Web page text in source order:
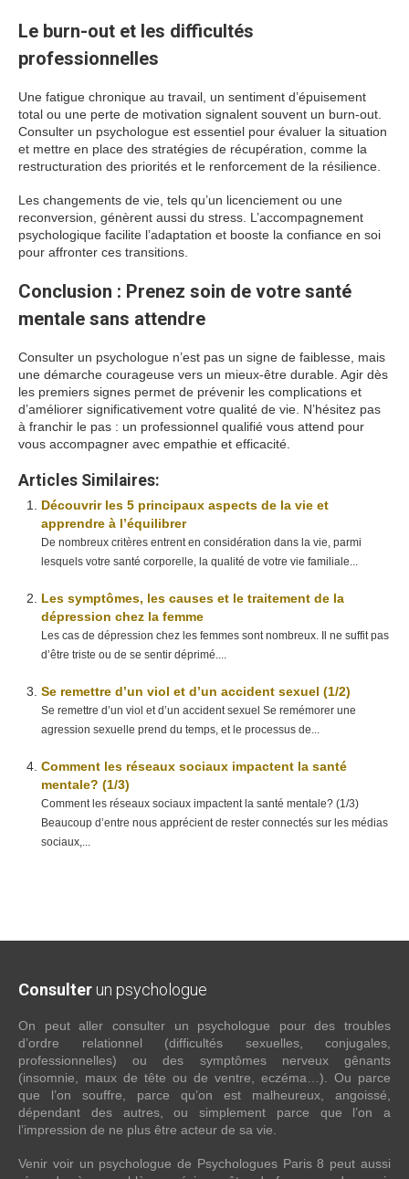
Le burn-out et les difficultés
professionnelles
Une fatigue chronique au travail, un sentiment d’épuisement
total ou une perte de motivation signalent souvent un burn-out.
Consulter un psychologue est essentiel pour évaluer la situation
et mettre en place des stratégies de récupération, comme la
restructuration des priorités et le renforcement de la résilience.
Les changements de vie, tels qu’un licenciement ou une
reconversion, génèrent aussi du stress. L’accompagnement
psychologique facilite l’adaptation et booste la confiance en soi
pour affronter ces transitions.
Conclusion : Prenez soin de votre santé
mentale sans attendre
Consulter un psychologue n’est pas un signe de faiblesse, mais
une démarche courageuse vers un mieux-être durable. Agir dès
les premiers signes permet de prévenir les complications et
d’améliorer significativement votre qualité de vie. N’hésitez pas
à franchir le pas : un professionnel qualifié vous attend pour
vous accompagner avec empathie et efficacité.
Articles Similaires:
Découvrir les 5 principaux aspects de la vie et
apprendre à l’équilibrer
De nombreux critères entrent en considération dans la vie, parmi
lesquels votre santé corporelle, la qualité de votre vie familiale...
Les symptômes, les causes et le traitement de la
dépression chez la femme
Les cas de dépression chez les femmes sont nombreux. Il ne suffit pas
d’être triste ou de se sentir déprimé....
Se remettre d’un viol et d’un accident sexuel (1/2)
Se remettre d’un viol et d’un accident sexuel Se remémorer une
agression sexuelle prend du temps, et le processus de...
Comment les réseaux sociaux impactent la santé
mentale? (1/3)
Comment les réseaux sociaux impactent la santé mentale? (1/3)
Beaucoup d’entre nous apprécient de rester connectés sur les médias
sociaux,...
Consulter un psychologue
On peut aller consulter un psychologue pour des troubles
d’ordre relationnel (difficultés sexuelles, conjugales,
professionnelles) ou des symptômes nerveux gênants
(insomnie, maux de tête ou de ventre, eczéma…). Ou parce
que l’on souffre, parce qu’on est malheureux, angoissé,
dépendant des autres, ou simplement parce que l’on a
l’impression de ne plus être acteur de sa vie.
Venir voir un psychologue de Psychologues Paris 8 peut aussi